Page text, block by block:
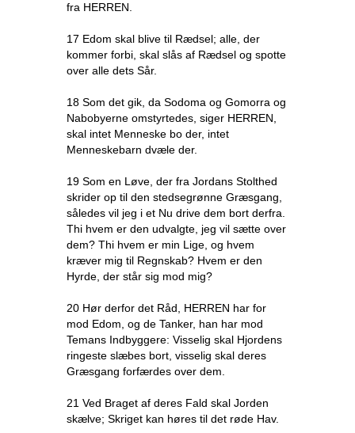
fra HERREN.
17 Edom skal blive til Rædsel; alle, der
kommer forbi, skal slås af Rædsel og spotte
over alle dets Sår.
18 Som det gik, da Sodoma og Gomorra og
Nabobyerne omstyrtedes, siger HERREN,
skal intet Menneske bo der, intet
Menneskebarn dvæle der.
19 Som en Løve, der fra Jordans Stolthed
skrider op til den stedsegrønne Græsgang,
således vil jeg i et Nu drive dem bort derfra.
Thi hvem er den udvalgte, jeg vil sætte over
dem? Thi hvem er min Lige, og hvem
kræver mig til Regnskab? Hvem er den
Hyrde, der står sig mod mig?
20 Hør derfor det Råd, HERREN har for
mod Edom, og de Tanker, han har mod
Temans Indbyggere: Visselig skal Hjordens
ringeste slæbes bort, visselig skal deres
Græsgang forfærdes over dem.
21 Ved Braget af deres Fald skal Jorden
skælve; Skriget kan høres til det røde Hav.